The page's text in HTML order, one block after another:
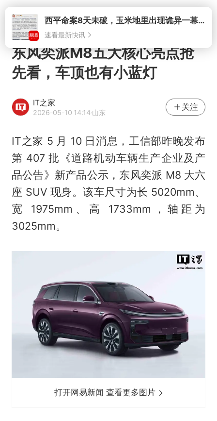
打开
东风奕派M8五大核心亮点抢
先看，车顶也有小蓝灯
IT之家
2026-05-10 14:14·山东
关注
IT之家 5 月 10 日消息，工信部昨晚发布
第 407 批《道路机动车辆生产企业及产
品公告》新产品公示，东风奕派 M8 大六
座 SUV 现身。该车尺寸为长 5020mm、
宽 1975mm、高 1733mm，轴距为
3025mm。
打开网易新闻 查看更多图片